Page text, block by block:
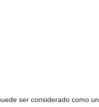
ser considerado como un